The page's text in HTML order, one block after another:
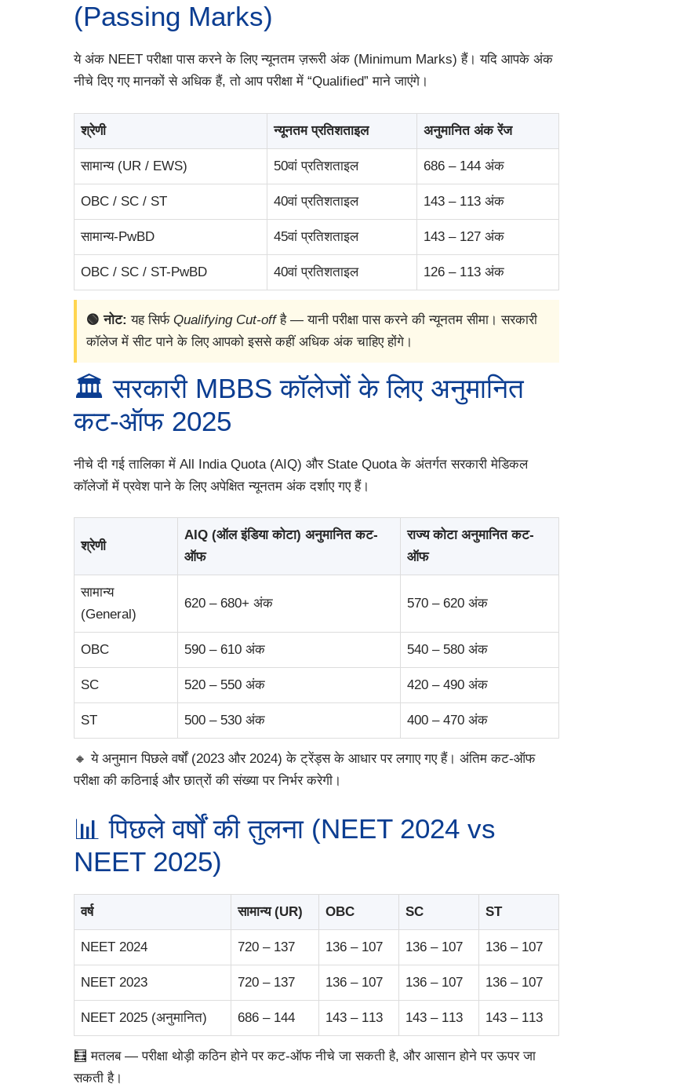
(Passing Marks)
ये अंक NEET परीक्षा पास करने के लिए न्यूनतम ज़रूरी अंक (Minimum Marks) हैं। यदि आपके अंक
नीचे दिए गए मानकों से अधिक हैं, तो आप परीक्षा में “Qualified” माने जाएंगे।
श्रेणी न्यूनतम प्रतिशताइल अनुमानित अंक रेंज
सामान्य (UR / EWS) 50वां प्रतिशताइल 686 – 144 अंक
OBC / SC / ST 40वां प्रतिशताइल 143 – 113 अंक
सामान्य-PwBD 45वां प्रतिशताइल 143 – 127 अंक
OBC / SC / ST-PwBD 40वां प्रतिशताइल 126 – 113 अंक
🟢 नोट: यह सिर्फ Qualifying Cut-offहै — यानी परीक्षा पास करने की न्यूनतम सीमा। सरकारी
कॉलेज में सीट पाने के लिए आपको इससे कहीं अधिक अंक चाहिए होंगे।
🏛️ सरकारी MBBS कॉलेजों के लिए अनुमानित
कट-ऑफ 2025
नीचे दी गई तालिका में All India Quota (AIQ) और State Quota के अंतर्गत सरकारी मेडिकल
कॉलेजों में प्रवेश पाने के लिए अपेक्षित न्यूनतम अंक दर्शाए गए हैं।
श्रेणी
AIQ (ऑल इंडिया कोटा) अनुमानित कट-
ऑफ
राज्य कोटा अनुमानित कट-
ऑफ
सामान्य
(General)
620 – 680+ अंक 570 – 620 अंक
OBC 590 – 610 अंक 540 – 580 अंक
SC 520 – 550 अंक 420 – 490 अंक
ST 500 – 530 अंक 400 – 470 अंक
🔸 ये अनुमान पिछले वर्षों (2023 और 2024) के ट्रेंड्स के आधार पर लगाए गए हैं। अंतिम कट-ऑफ
परीक्षा की कठिनाई और छात्रों की संख्या पर निर्भर करेगी।
📊 पिछले वर्षों की तुलना (NEET 2024 vs
NEET 2025)
वर्ष सामान्य (UR) OBC SC ST
NEET 2024 720 – 137 136 – 107 136 – 107 136 – 107
NEET 2023 720 – 137 136 – 107 136 – 107 136 – 107
NEET 2025 (अनुमानित) 686 – 144 143 – 113 143 – 113 143 – 113
🧮 मतलब — परीक्षा थोड़ी कठिन होने पर कट-ऑफ नीचे जा सकती है, और आसान होने पर ऊपर जा
सकती है।